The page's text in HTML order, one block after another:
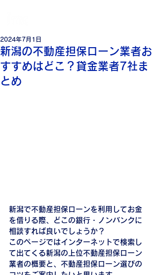
新潟の不動産担保ローン業者お
すすめはどこ？貸金業者7社ま
とめ
2024年7月1日
新潟で不動産担保ローンを利用してお金
を借りる際、どこの銀行・ノンバンクに
相談すれば良いでしょうか？
このページではインターネットで検索し
て出てくる新潟の上位不動産担保ローン
業者の概要と、不動産担保ローン選びの